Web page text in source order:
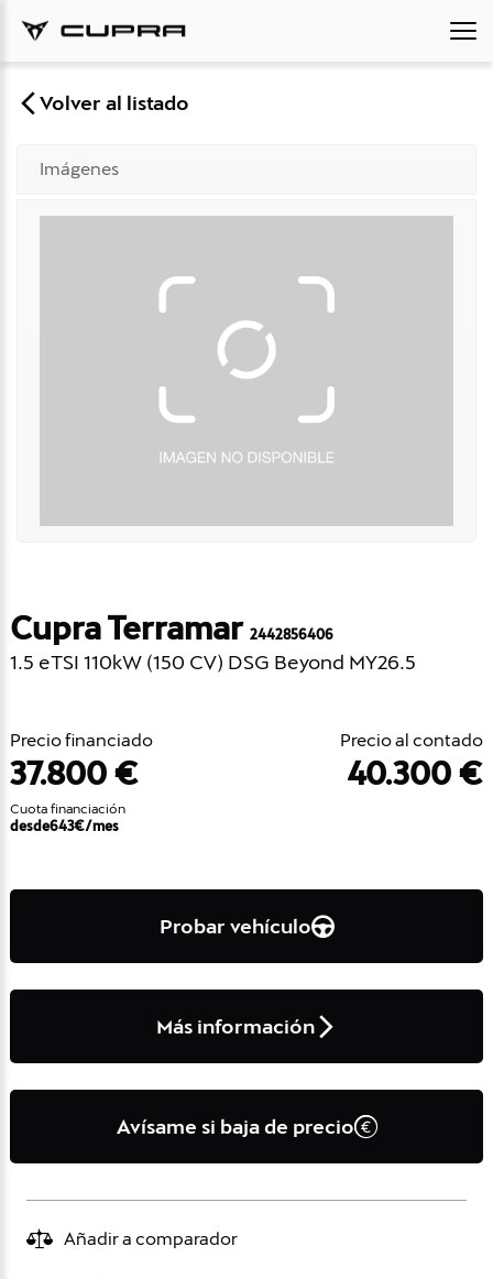
Volver al listado
Imágenes
Cupra Terramar 2442856406
1.5 eTSI 110kW (150 CV) DSG Beyond MY26.5
Precio financiado
37.800 €
Cuota financiación
desde643€/mes
Precio al contado
40.300 €
Probar vehículo
Más información
Avísame si baja de precio
Añadir a comparador